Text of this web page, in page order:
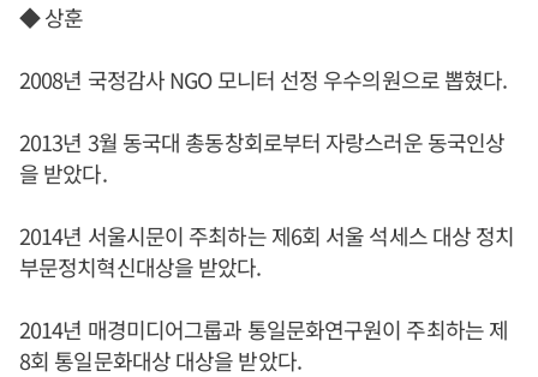
◆ 상훈
2008년 국정감사 NGO 모니터 선정 우수의원으로 뽑혔다.
2013년 3월 동국대 총동창회로부터 자랑스러운 동국인상
을 받았다.
2014년 서울시문이 주최하는 제6회 서울 석세스 대상 정치
부문정치혁신대상을 받았다.
2014년 매경미디어그룹과 통일문화연구원이 주최하는 제
8회 통일문화대상 대상을 받았다.